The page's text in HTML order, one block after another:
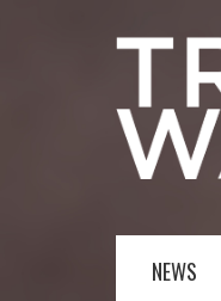
NEWS